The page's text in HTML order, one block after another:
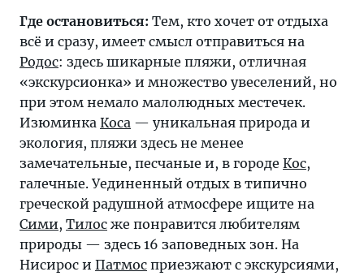
Где остановиться: Тем, кто хочет от отдыха
всё и сразу, имеет смысл отправиться на
Родос: здесь шикарные пляжи, отличная
«экскурсионка» и множество увеселений, но
при этом немало малолюдных местечек.
Изюминка Коса — уникальная природа и
экология, пляжи здесь не менее
замечательные, песчаные и, в городе Кос,
галечные. Уединенный отдых в типично
греческой радушной атмосфере ищите на
Сими, Тилос же понравится любителям
природы — здесь 16 заповедных зон. На
Нисирос и Патмос приезжают с экскурсиями,